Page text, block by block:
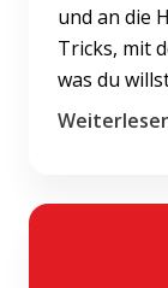
und an die
Tricks, mit
was du